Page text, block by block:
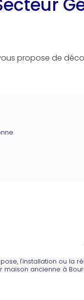
propose de
l'installation ou la
maison ancienne à